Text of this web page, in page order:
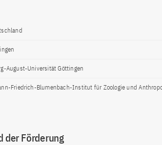
August-Universität Göttingen
Friedrich-Blumenbach-Institut für Zoologie und
der Förderung